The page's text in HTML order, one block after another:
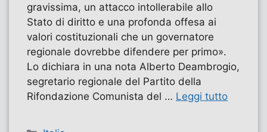
gravissima, un attacco intollerabile allo
Stato di diritto e una profonda offesa ai
valori costituzionali che un governatore
regionale dovrebbe difendere per primo».
Lo dichiara in una nota Alberto Deambrogio,
segretario regionale del Partito della
Rifondazione Comunista del … Leggi tutto